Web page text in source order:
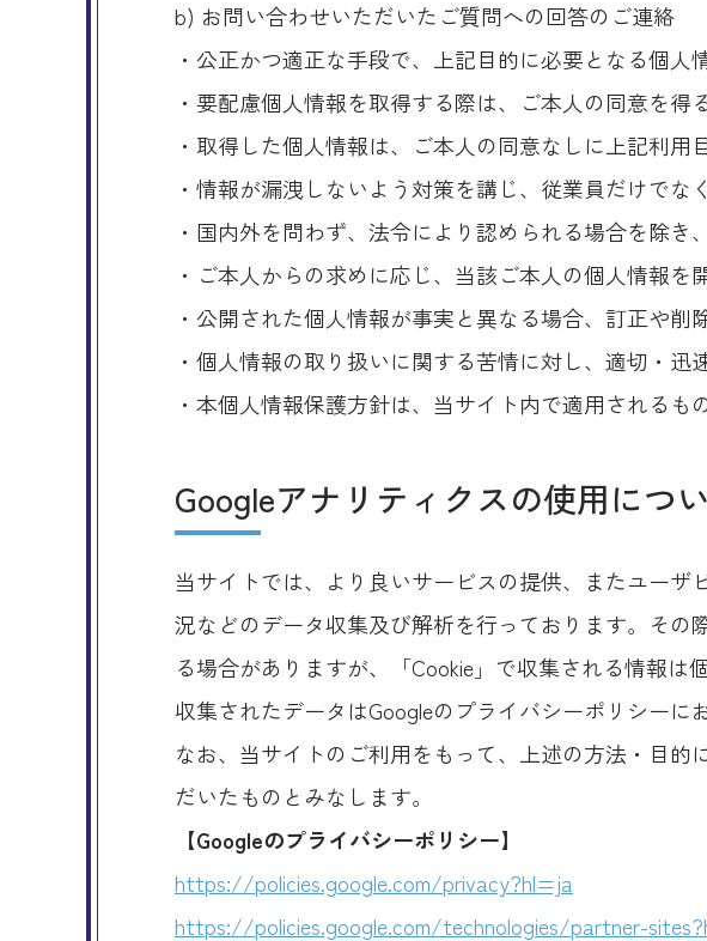
b) お問い合わせいただいたご質問への回答のご連絡
・公正かつ適正な手段で、上記目的に必要となる個人
・要配慮個人情報を取得する際は、ご本人の同意を得
・取得した個人情報は、ご本人の同意なしに上記利用
・情報が漏洩しないよう対策を講じ、従業員だけでな
・国内外を問わず、法令により認められる場合を除き
・ご本人からの求めに応じ、当該ご本人の個人情報を
・公開された個人情報が事実と異なる場合、訂正や削
・個人情報の取り扱いに関する苦情に対し、適切・迅
・本個人情報保護方針は、当サイト内で適用されるも
Googleアナリティクスの使用につ
当サイトでは、より良いサービスの提供、またユー
況などのデータ収集及び解析を行っております。その
る場合がありますが、「Cookie」で収集される情報は
収集されたデータはGoogleのプライバシーポリシーに
なお、当サイトのご利用をもって、上述の方法・目
だいたものとみなします。
【Googleのプライバシーポリシー】
https://policies.google.com/privacy?hl=ja
https://policies.google.com/technologies/partner-